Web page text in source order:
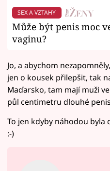
SEX A VZTAHY
Může být penis moc
vaginu?
Jo, a abychom
jen o kousek přilepšit, tak
Maďarsko, tam mají muži
půl centimetru dlouhé
To jen kdyby náhodou byla
:-)